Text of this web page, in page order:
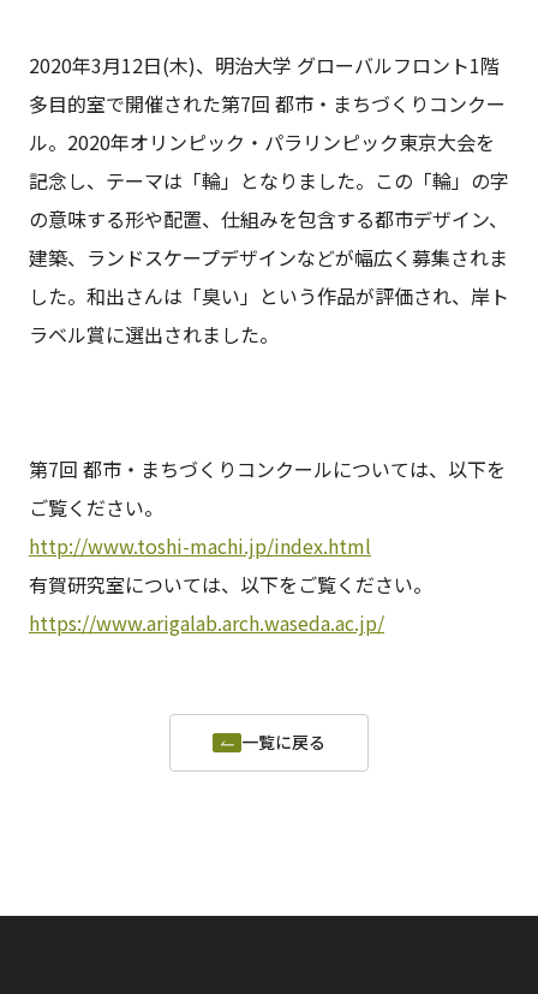
2020年3月12日(木)、明治大学 グローバルフロント1階
多目的室で開催された第7回 都市・まちづくりコンクー
ル。2020年オリンピック・パラリンピック東京大会を
記念し、テーマは「輪」となりました。この「輪」の字
の意味する形や配置、仕組みを包含する都市デザイン、
建築、ランドスケープデザインなどが幅広く募集されま
した。和出さんは「臭い」という作品が評価され、岸ト
ラベル賞に選出されました。
第7回 都市・まちづくりコンクールについては、以下を
ご覧ください。
http://www.toshi-machi.jp/index.html
有賀研究室については、以下をご覧ください。
https://www.arigalab.arch.waseda.ac.jp/
一覧に戻る